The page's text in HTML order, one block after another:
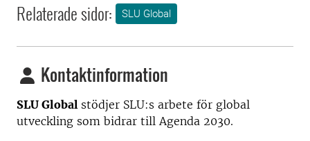
Relaterade sidor: SLU Global
Kontaktinformation
SLU Global stödjer SLU:s arbete för global
utveckling som bidrar till Agenda 2030.